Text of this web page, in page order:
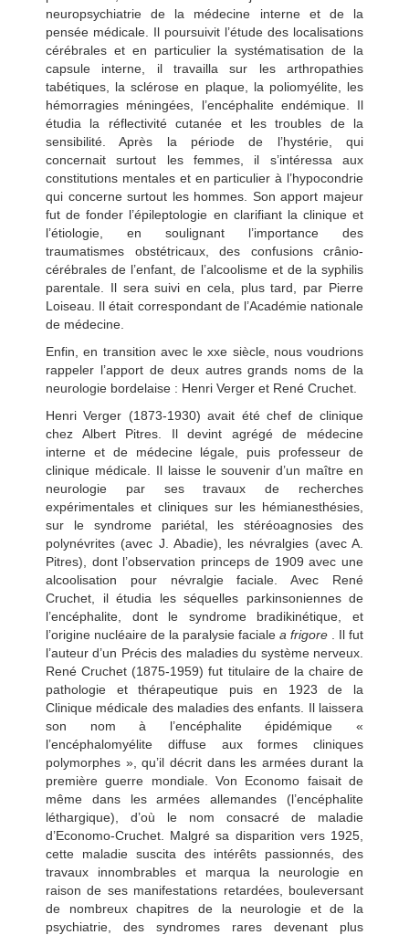
neuropsychiatrie de la médecine interne et de la
pensée médicale. Il poursuivit l’étude des localisations
cérébrales et en particulier la systématisation de la
capsule interne, il travailla sur les arthropathies
tabétiques, la sclérose en plaque, la poliomyélite, les
hémorragies méningées, l’encéphalite endémique. Il
étudia la réflectivité cutanée et les troubles de la
sensibilité. Après la période de l’hystérie, qui
concernait surtout les femmes, il s’intéressa aux
constitutions mentales et en particulier à l’hypocondrie
qui concerne surtout les hommes. Son apport majeur
fut de fonder l’épileptologie en clarifiant la clinique et
l’étiologie, en soulignant l’importance des
traumatismes obstétricaux, des confusions crânio-
cérébrales de l’enfant, de l’alcoolisme et de la syphilis
parentale. Il sera suivi en cela, plus tard, par Pierre
Loiseau. Il était correspondant de l’Académie nationale
de médecine.
Enfin, en transition avec le xxe siècle, nous voudrions
rappeler l’apport de deux autres grands noms de la
neurologie bordelaise : Henri Verger et René Cruchet.
Henri Verger (1873-1930) avait été chef de clinique
chez Albert Pitres. Il devint agrégé de médecine
interne et de médecine légale, puis professeur de
clinique médicale. Il laisse le souvenir d’un maître en
neurologie par ses travaux de recherches
expérimentales et cliniques sur les hémianesthésies,
sur le syndrome pariétal, les stéréoagnosies des
polynévrites (avec J. Abadie), les névralgies (avec A.
Pitres), dont l’observation princeps de 1909 avec une
alcoolisation pour névralgie faciale. Avec René
Cruchet, il étudia les séquelles parkinsoniennes de
l’encéphalite, dont le syndrome bradikinétique, et
l’origine nucléaire de la paralysie faciale a frigore . Il fut
l’auteur d’un Précis des maladies du système nerveux.
René Cruchet (1875-1959) fut titulaire de la chaire de
pathologie et thérapeutique puis en 1923 de la
Clinique médicale des maladies des enfants. Il laissera
son nom à l’encéphalite épidémique «
l’encéphalomyélite diffuse aux formes cliniques
polymorphes », qu’il décrit dansles armées durant la
première guerre mondiale. Von Economo faisait de
même dans les armées allemandes (l’encéphalite
léthargique), d’où le nom consacré de maladie
d’Economo-Cruchet. Malgré sa disparition vers 1925,
cette maladie suscita des intérêts passionnés, des
travaux innombrables et marqua la neurologie en
raison de ses manifestations retardées, bouleversant
de nombreux chapitres de la neurologie et de la
psychiatrie, des syndromes rares devenant plus